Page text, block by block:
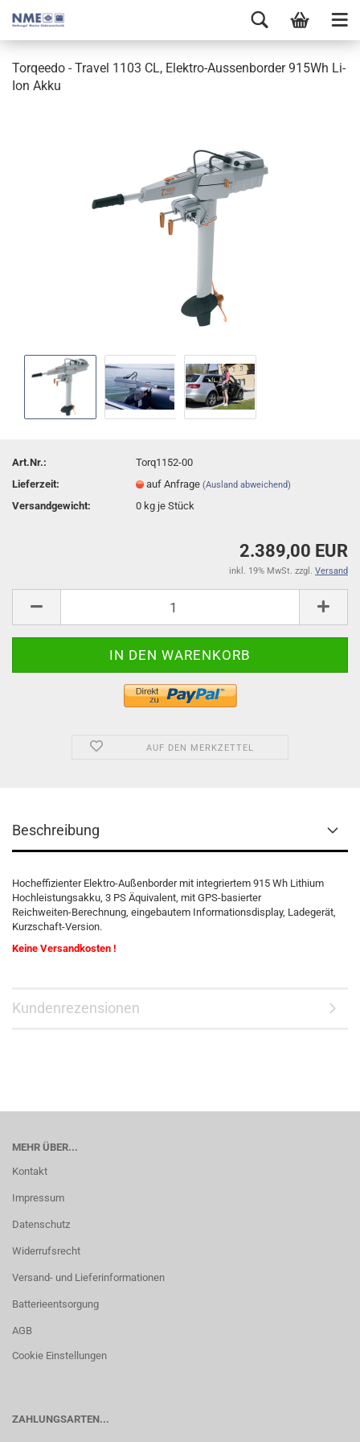
Torqeedo - Travel 1103 CL, Elektro-Aussenborder 915Wh Li-
Ion Akku
Art.Nr.:
Torq1152-00
Lieferzeit:
auf Anfrage(Ausland abweichend)
Versandgewicht: 0 kg je Stück
2.389,00 EUR
inkl. 19% MwSt. zzgl. Versand
AUF DEN MERKZETTEL
Beschreibung
Hocheffizienter Elektro-Außenborder mit integriertem 915 Wh Lithium
Hochleistungsakku, 3 PS Äquivalent, mit GPS-basierter
Reichweiten-Berechnung, eingebautem Informationsdisplay, Ladegerät,
Kurzschaft-Version.
Keine Versandkosten !
Kundenrezensionen
MEHR ÜBER...
Kontakt
Impressum
Datenschutz
Widerrufsrecht
Versand- und Lieferinformationen
Batterieentsorgung
AGB
Cookie Einstellungen
ZAHLUNGSARTEN...